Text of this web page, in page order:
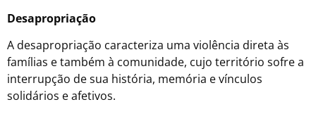
Desapropriação
A desapropriação caracteriza uma violência direta às
famílias e também à comunidade, cujo território sofre a
interrupção de sua história, memória e vínculos
solidários e afetivos.